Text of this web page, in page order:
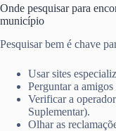
Onde pesquisar para
município
Pesquisar bem é chave
Usar sites
Perguntar a
Verificar a
Suplementar).
Olhar as